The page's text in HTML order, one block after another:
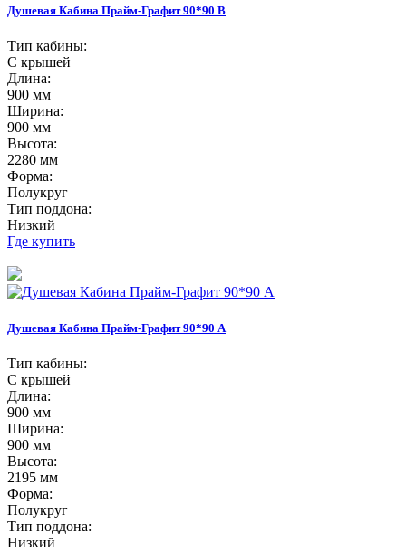
Душевая Кабина Прайм-Графит 90*90 В
Тип кабины:
С крышей
Длина:
900 мм
Ширина:
900 мм
Высота:
2280 мм
Форма:
Полукруг
Тип поддона:
Низкий
Где купить
Душевая Кабина Прайм-Графит 90*90 А
Тип кабины:
С крышей
Длина:
900 мм
Ширина:
900 мм
Высота:
2195 мм
Форма:
Полукруг
Тип поддона:
Низкий